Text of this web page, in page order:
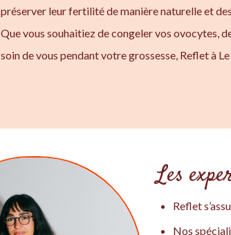
préserver leur fertilité de manière naturelle et
Que vous souhaitiez de congeler vos ovocytes,
soin de vous pendant votre grossesse, Reflet à
Les
Reflet
Nos